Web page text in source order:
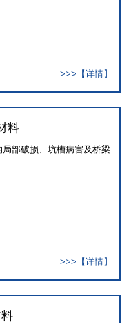
>>>【详情】
料
部破损、坑槽病害及桥梁
>>>【详情】